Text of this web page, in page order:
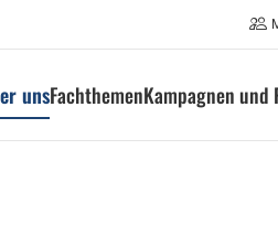
unsFachthemenKampagnen und